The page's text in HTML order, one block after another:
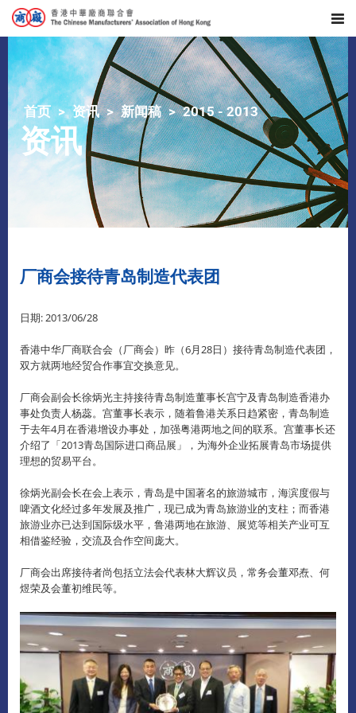
首页 资讯 新闻稿 2015 - 2013
资讯
厂商会接待青岛制造代表团
日期: 2013/06/28
香港中华厂商联合会（厂商会）昨（6月28日）接待青岛制造代表团，
双方就两地经贸合作事宜交换意见。
厂商会副会长徐炳光主持接待青岛制造董事长宫宁及青岛制造香港办
事处负责人杨蕊。 宫董事长表示，随着鲁港关系日趋紧密，青岛制造
于去年4月在香港增设办事处，加强粤港两地之间的联系。 宫董事长还
介绍了「2013青岛国际进口商品展」，为海外企业拓展青岛市场提供
理想的贸易平台。
徐炳光副会长在会上表示，青岛是中国著名的旅游城市，海滨度假与
啤酒文化经过多年发展及推广，现已成为青岛旅游业的支柱；而香港
旅游业亦已达到国际级水平，鲁港两地在旅游、展览等相关产业可互
相借鉴经验，交流及合作空间庞大。
厂商会出席接待者尚包括立法会代表林大辉议员，常务会董邓焘、何
煜荣及会董初维民等。